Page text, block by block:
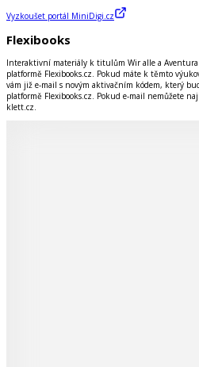
Vyzkoušet portál MiniDigi.cz
Flexibooks
Interaktivní materiály k titulům Wir alle a Aventura
platformě Flexibooks.cz. Pokud máte k těmto
vám již e-mail s novým aktivačním kódem, který
platformě Flexibooks.cz. Pokud e-mail nemůžete
klett.cz.